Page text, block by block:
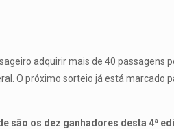
adquirir mais de 40 passagens
O próximo sorteio já está marcado
são os dez ganhadores desta 4ª